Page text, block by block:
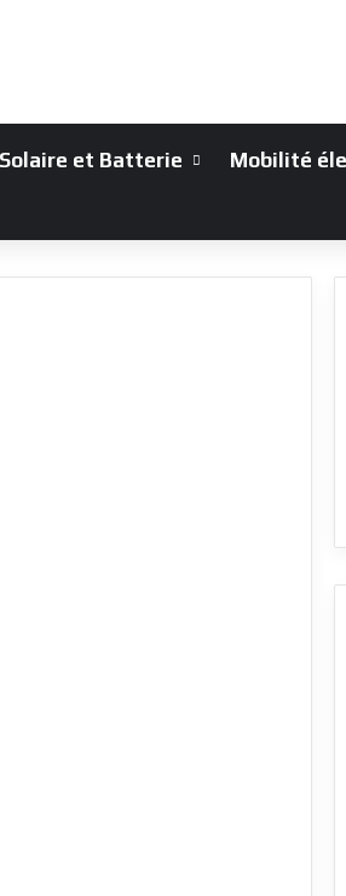
Solaire et Batterie Mobilité